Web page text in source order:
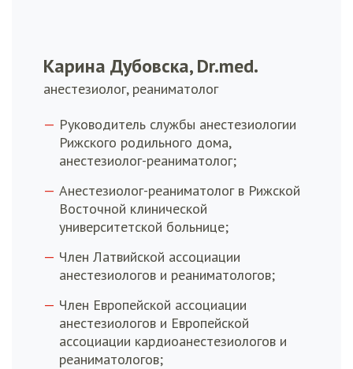
Карина Дубовска, Dr.med.
анестезиолог, реаниматолог
Руководитель службы анестезиологии
Рижского родильного дома,
анестезиолог-реаниматолог;
Анестезиолог-реаниматолог в Рижской
Восточной клинической
университетской больнице;
Член Латвийской ассоциации
анестезиологов и реаниматологов;
Член Европейской ассоциации
анестезиологов и Европейской
ассоциации кардиоанестезиологов и
реаниматологов;